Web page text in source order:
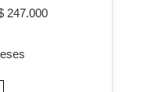
247.000